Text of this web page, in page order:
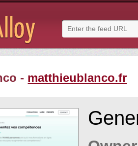
- matthieublanco.fr